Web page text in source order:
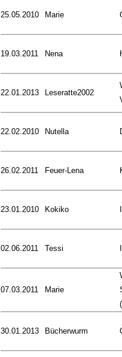
25.05.2010 Marie
19.03.2011 Nena
22.01.2013 Leseratte2002
22.02.2010 Nutella
26.02.2011 Feuer-Lena
23.01.2010 Kokiko
02.06.2011 Tessi
07.03.2011 Marie
30.01.2013 Bücherwurm